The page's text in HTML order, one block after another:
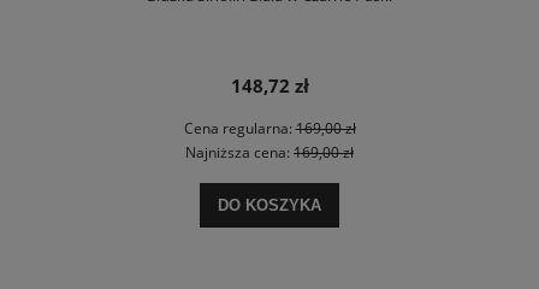
148,72 zł
Cena regularna:169,00 zł
Najniższa cena: 169,00 zł
DO KOSZYKA